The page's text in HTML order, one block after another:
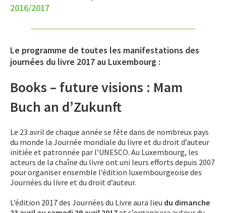
2016/2017
Le programme de toutes les manifestations des
journées du livre 2017 au Luxembourg :
Books – future visions : Mam
Buch an d’Zukunft
Le 23 avril de chaque année se fête dans de nombreux pays
du monde la Journée mondiale du livre et du droit d’auteur
initiée et patronnée par l’UNESCO. Au Luxembourg, les
acteurs de la chaîne du livre ont uni leurs efforts depuis 2007
pour organiser ensemble l’édition luxembourgeoise des
Journées du livre et du droit d’auteur.
L’édition 2017 des Journées du Livre aura lieu du dimanche